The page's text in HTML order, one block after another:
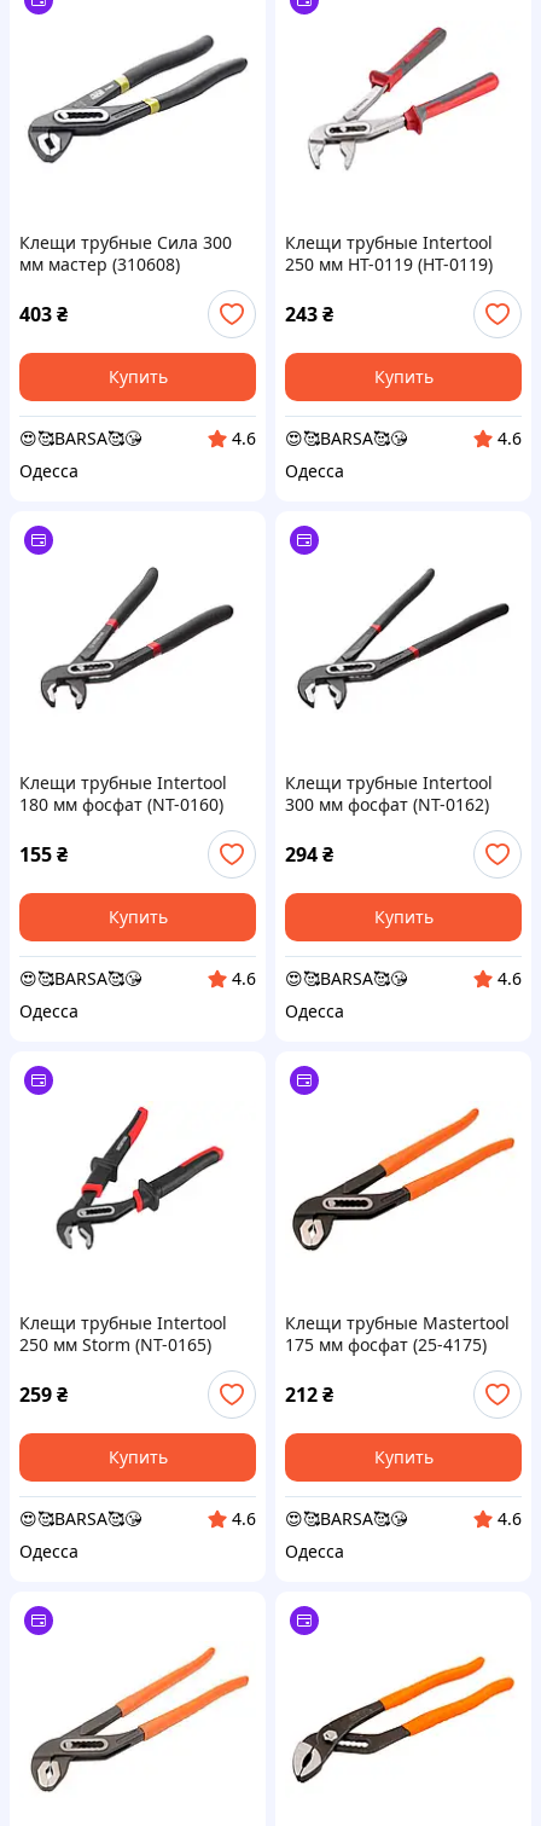
Клещи трубные Сила 300
мм мастер (310608)
403₴
Купить
😍🥰BARSA🥰😘
4.6
Одесса
Клещи трубные Intertool
250 мм HT-0119 (HT-0119)
243₴
Купить
😍🥰BARSA🥰😘
4.6
Одесса
Клещи трубные Intertool
180 мм фосфат (NT-0160)
155₴
Купить
😍🥰BARSA🥰😘
4.6
Одесса
Клещи трубные Intertool
300 мм фосфат (NT-0162)
294₴
Купить
😍🥰BARSA🥰😘
4.6
Одесса
Клещи трубные Intertool
250 мм Storm (NT-0165)
259₴
Купить
😍🥰BARSA🥰😘
4.6
Одесса
Клещи трубные Mastertool
175 мм фосфат (25-4175)
212₴
Купить
😍🥰BARSA🥰😘
4.6
Одесса